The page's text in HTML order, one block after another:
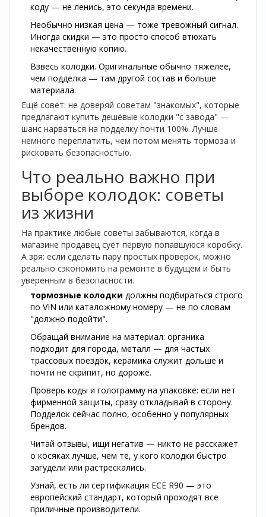
коду — не ленись, это секунда времени.
Необычно низкая цена — тоже тревожный сигнал.
Иногда скидки — это просто способ втюхать
некачественную копию.
Взвесь колодки. Оригинальные обычно тяжелее,
чем подделка — там другой состав и больше
материала.
Ещё совет: не доверяй советам "знакомых", которые
предлагают купить дешёвые колодки "с завода" —
шанс нарваться на подделку почти 100%. Лучше
немного переплатить, чем потом менять тормоза и
рисковать безопасностью.
Что реально важно при
выборе колодок: советы
из жизни
На практике любые советы забываются, когда в
магазине продавец суёт первую попавшуюся коробку.
А зря: если сделать пару простых проверок, можно
реально сэкономить на ремонте в будущем и быть
уверенным в безопасности.
тормозные колодки должны подбираться строго
по VIN или каталожному номеру — не по словам
"должно подойти".
Обращай внимание на материал: органика
подходит для города, металл — для частых
трассовых поездок, керамика служит дольше и
почти не скрипит, но дороже.
Проверь коды и голограмму на упаковке: если нет
фирменной защиты, сразу откладывай в сторону.
Подделок сейчас полно, особенно у популярных
брендов.
Читай отзывы, ищи негатив — никто не расскажет
о косяках лучше, чем те, у кого колодки быстро
загудели или растрескались.
Узнай, есть ли сертификация ECE R90 — это
европейский стандарт, который проходят все
приличные производители.